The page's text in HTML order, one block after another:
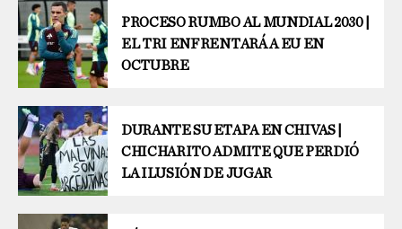
PROCESO RUMBO AL MUNDIAL 2030 |
EL TRI ENFRENTARÁ A EU EN
OCTUBRE
DURANTE SU ETAPA EN CHIVAS |
CHICHARITO ADMITE QUE PERDIÓ
LA ILUSIÓN DE JUGAR